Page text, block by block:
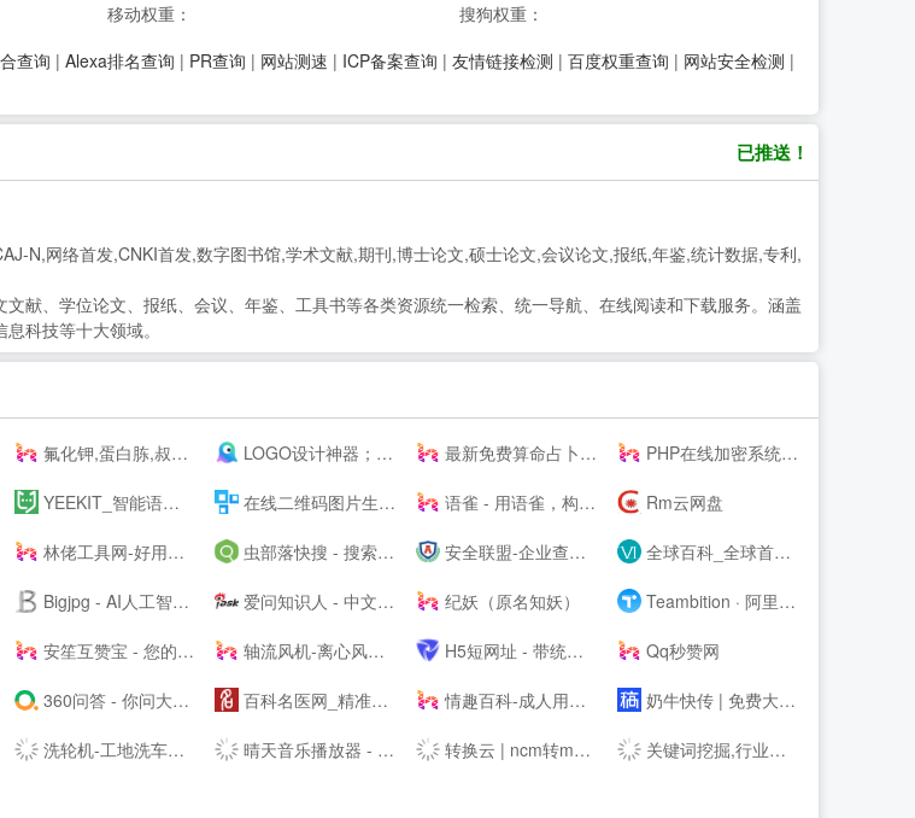
移动权重： 搜狗权重：
查询 | Alexa排名查询 | PR查询 | 网站测速 | ICP备案查询 | 友情链接检测 | 百度权重查询 | 网站安全检测 |
已推送！
N,网络首发,CNKI首发,数字图书馆,学术文献,期刊,博士论文,硕士论文,会议论文,报纸,年鉴,统计数据,专利,
献、学位论文、报纸、会议、年鉴、工具书等各类资源统一检索、统一导航、在线阅读和下载服务。涵盖
科技等十大领域。
氟化钾,蛋白胨,叔丁醇钇,异丙醇钇,金属锂,碳酸锂,氢氧化锂,硝酸锂,甲醇钾,乙醇钾,叔丁醇钾，异丙醇钾, LOGO设计神器；公司logo在线设计生成器 - 标小智LOGO神器 最新免费算命占卜算卦塔罗牌卜测算-太清阁免费周易测算 PHP在线加密系统 - 对PHP代码进行安全保护！
YEEKIT_智能语言工具平台,在线辅助翻译,翻译工具,字幕通 在线二维码图片生成器_二维码扫描软件下载_联图二维码 语雀 - 用语雀，构建你的数字花园 · 语雀 Rm云网盘
林佬工具网-好用的在线工具都在这里！ 虫部落快搜 - 搜索快人一步 安全联盟-企业查询|网站查询|曝光查询|企业工商查询|企业信用查询|企业失信记录|大数据企业信用平台。 全球百科_全球首个企业百科平台
Bigjpg - AI人工智能图片无损放大 - 使用人工智能深度卷积神经网络(CNN)无损放大图片 爱问知识人 - 中文互动问答平台 纪妖（原名知妖） Teambition · 阿里巴巴旗下团队协作工具
安笙互赞宝 - 您的得力的小帮手 轴流风机-离心风机-鼓风机-散热风扇-罩极电机,厂家直销-首肯电子 H5短网址 - 带统计的免费短链接生成工具 Qq秒赞网
360问答 - 你问大家答 百科名医网_精准医学科普知识平台 情趣百科-成人用品选购指南-两--技巧大全 奶牛快传 | 免费大文件传输工具，上传下载不限速
洗轮机-工地洗车机-工程洗车机-全自动洗轮生产厂家[鲁企环科] 晴天音乐播放器 - 免费稳定的HTML悬浮播放器 转换云 | ncm转mp3在线网站 - 了解ncm格式如何转换为mp3 关键词挖掘,行业词库,智能改写,SEO数据,知乎数据,抖音数据 - 5118营销大数据